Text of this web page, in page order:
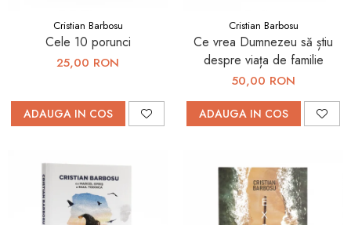
Cristian Barbosu
Cele 10 porunci
25,00 RON
ADAUGA IN COS
Cristian Barbosu
Ce vrea Dumnezeu să știu
despre viața de familie
50,00 RON
ADAUGA IN COS